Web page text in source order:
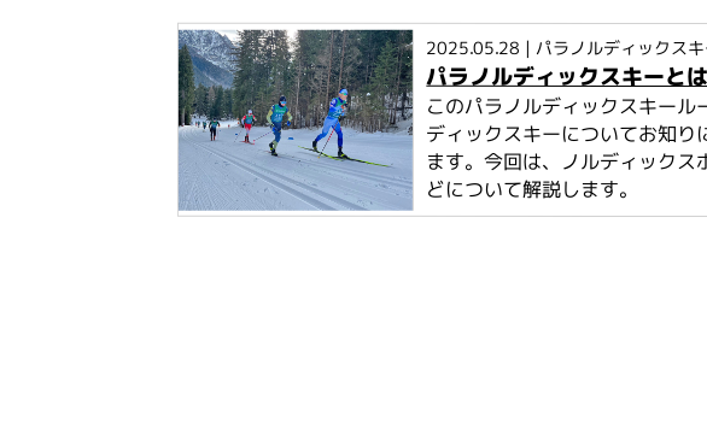
2025.05.28 | パラノルディックス
パラノルディックスキーと
このパラノルディックスキー
ディックスキーについてお知
ます。今回は、ノルディック
どについて解説します。